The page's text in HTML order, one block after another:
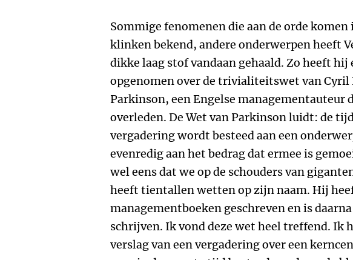
Sommige fenomenen die aan de orde komen
klinken bekend, andere onderwerpen heeft
dikke laag stof vandaan gehaald. Zo heeft hij
opgenomen over de trivialiteitswet van Cyril
Parkinson, een Engelse managementauteur
overleden. De Wet van Parkinson luidt: de
vergadering wordt besteed aan een
evenredig aan het bedrag dat ermee is
wel eens dat we op de schouders van
heeft tientallen wetten op zijn naam. Hij
managementboeken geschreven en is
schrijven. Ik vond deze wet heel treffend. Ik
verslag van een vergadering over een